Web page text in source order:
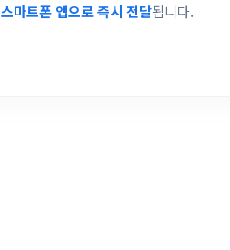
스마트폰 앱으로 즉시 전달됩니다.